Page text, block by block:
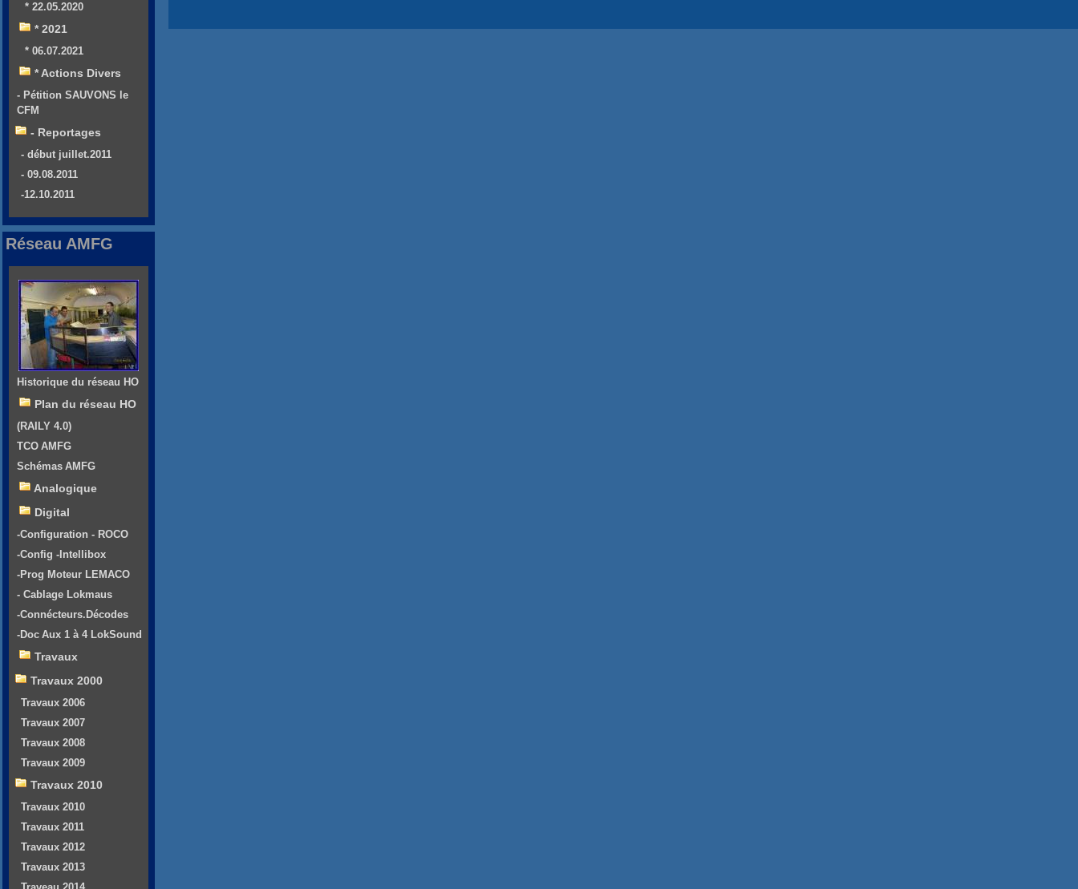
* 22.05.2020
* 2021
* 06.07.2021
* Actions Divers
- Pétition SAUVONS le
CFM
- Reportages
- début juillet.2011
- 09.08.2011
-12.10.2011
Réseau AMFG
Historique du réseau HO
Plan du réseau HO
(RAILY 4.0)
TCO AMFG
Schémas AMFG
Analogique
Digital
-Configuration - ROCO
-Config -Intellibox
-Prog Moteur LEMACO
- Cablage Lokmaus
-Connécteurs.Décodes
-Doc Aux 1 à 4 LokSound
Travaux
Travaux 2000
Travaux 2006
Travaux 2007
Travaux 2008
Travaux 2009
Travaux 2010
Travaux 2010
Travaux 2011
Travaux 2012
Travaux 2013